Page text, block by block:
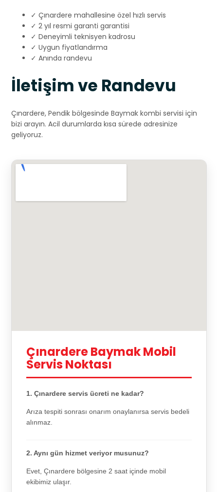
✓ Çınardere mahallesine özel hızlı servis
✓ 2 yıl resmi garanti garantisi
✓ Deneyimli teknisyen kadrosu
✓ Uygun fiyatlandırma
✓ Anında randevu
İletişim ve Randevu
Çınardere, Pendik bölgesinde Baymak kombi servisi için
bizi arayın. Acil durumlarda kısa sürede adresinize
geliyoruz.
Çınardere Baymak Mobil
Servis Noktası
1. Çınardere servis ücreti ne kadar?
Arıza tespiti sonrası onarım onaylanırsa servis bedeli
alınmaz.
2. Aynı gün hizmet veriyor musunuz?
Evet, Çınardere bölgesine 2 saat içinde mobil
ekibimiz ulaşır.